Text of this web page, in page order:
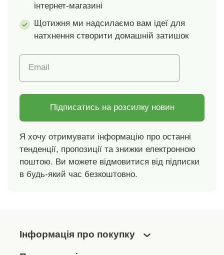
інтернет-магазині
Щотижня ми надсилаємо вам ідеї для
натхнення створити домашній затишок
Email
Підписатись на розсилку новин
Я хочу отримувати інформацію про останні
тенденції, пропозиції та знижки електронною
поштою. Ви можете відмовитися від підписки
в будь-який час безкоштовно.
Інформація про покупку